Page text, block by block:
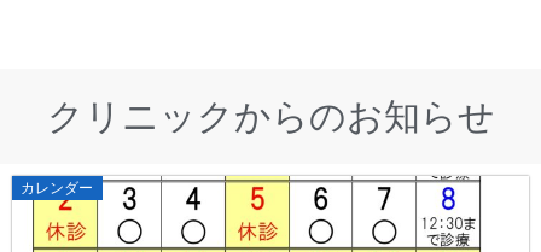
クリニックからのお知らせ
カレンダー
Posted